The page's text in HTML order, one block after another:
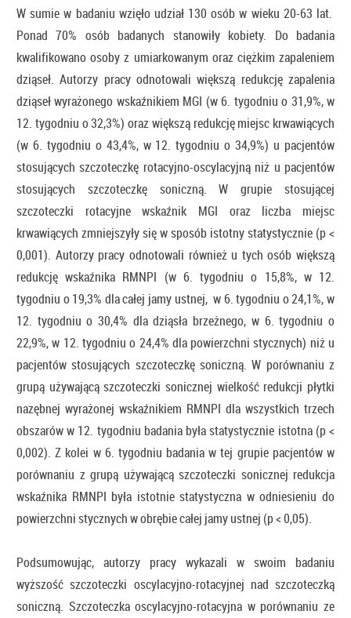
W sumie w badaniu wzięło udział 130 osób w wieku 20-63 lat.
Ponad 70% osób badanych stanowiły kobiety. Do badania
kwalifikowano osoby z umiarkowanym oraz ciężkim zapaleniem
dziąseł. Autorzy pracy odnotowali większą redukcję zapalenia
dziąseł wyrażonego wskaźnikiem MGI (w 6. tygodniu o 31,9%, w
12. tygodniu o 32,3%) oraz większą redukcję miejsc krwawiących
(w 6. tygodniu o 43,4%, w 12. tygodniu o 34,9%) u pacjentów
stosujących szczoteczkę rotacyjno-oscylacyjną niż u pacjentów
stosujących szczoteczkę soniczną. W grupie stosującej
szczoteczki rotacyjne wskaźnik MGI oraz liczba miejsc
krwawiących zmniejszyły się w sposób istotny statystycznie (p <
0,001). Autorzy pracy odnotowali również u tych osób większą
redukcję wskaźnika RMNPI (w 6. tygodniu o 15,8%, w 12.
tygodniu o 19,3% dla całej jamy ustnej, w 6. tygodniu o 24,1%, w
12. tygodniu o 30,4% dla dziąsła brzeżnego, w 6. tygodniu o
22,9%, w 12. tygodniu o 24,4% dla powierzchni stycznych) niż u
pacjentów stosujących szczoteczkę soniczną. W porównaniu z
grupą używającą szczoteczki sonicznej wielkość redukcji płytki
nazębnej wyrażonej wskaźnikiem RMNPI dla wszystkich trzech
obszarów w 12. tygodniu badania była statystycznie istotna (p <
0,002). Z kolei w 6. tygodniu badania w tej grupie pacjentów w
porównaniu z grupą używającą szczoteczki sonicznej redukcja
wskaźnika RMNPI była istotnie statystyczna w odniesieniu do
powierzchni stycznych w obrębie całej jamy ustnej (p < 0,05).
Podsumowując, autorzy pracy wykazali w swoim badaniu
wyższość szczoteczki oscylacyjno-rotacyjnej nad szczoteczką
soniczną. Szczoteczka oscylacyjno-rotacyjna w porównaniu ze